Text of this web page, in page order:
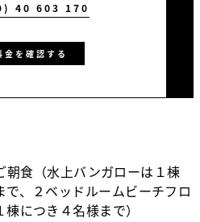
40 603 170
金を確認する
朝食（水上バンガローは１棟
で、２ベッドルームビーチフロ
につき４名様まで）